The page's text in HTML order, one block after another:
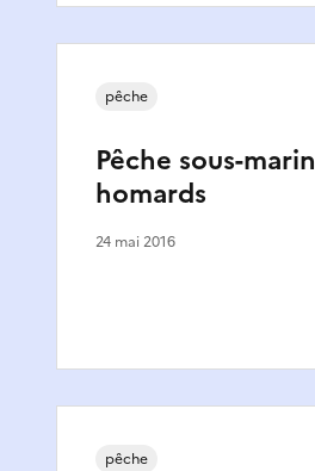
Pêche sous-
homards
pêche
24 mai 2016
pêche